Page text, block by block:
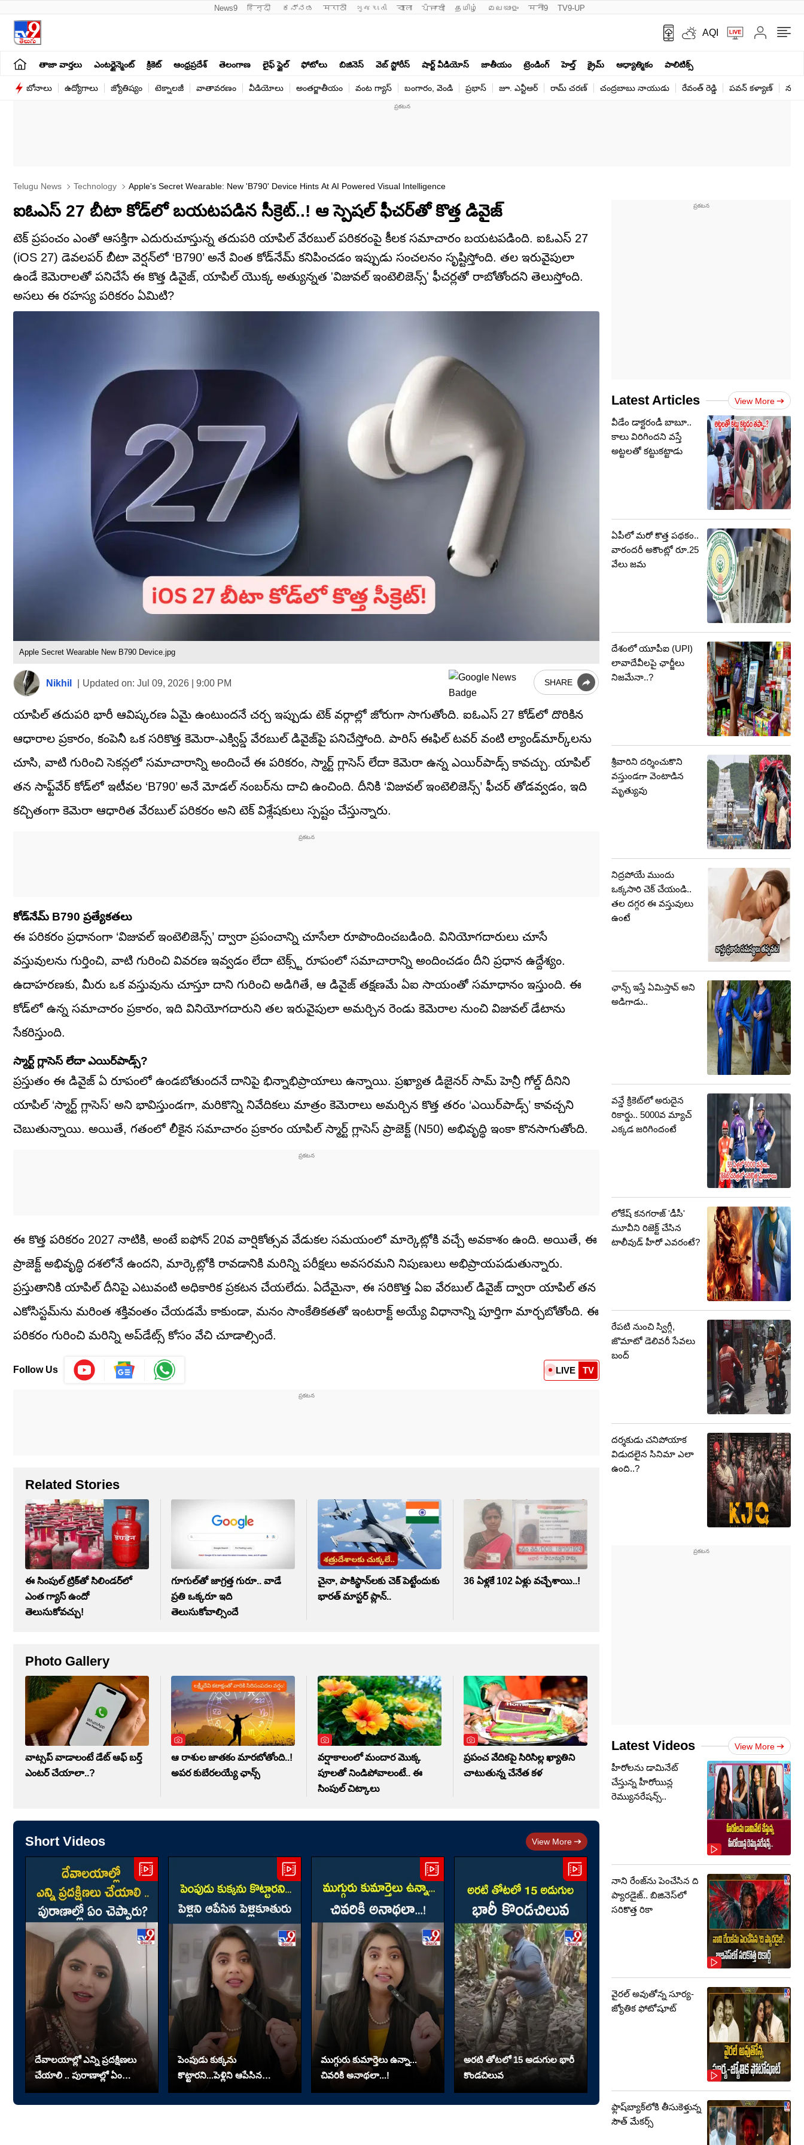
News9 हिन्दी ಕನ್ನಡ मराठी ગુજરાતી বাংলা ਪੰਜਾਬੀ தமிழ் മലയാളം मनी9 TV9-UP
AQI
తాజా వార్తలు ఎంటర్టైన్మెంట్ క్రికెట్ ఆంధ్రప్రదేశ్ తెలంగాణ లైఫ్ స్టైల్ ఫోటోలు బిజినెస్ వెబ్ స్టోరీస్ షార్ట్ వీడియోస్ జాతీయం ట్రెండింగ్ హెల్త్‌ క్రైమ్ ఆధ్యాత్మికం పాలిటిక్స్‌
బోనాలు ఉద్యోగాలు జ్యోతిష్యం టెక్నాలజీ వాతావరణం వీడియోలు అంతర్జాతీయం వంట గ్యాస్ బంగారం, వెండి ప్రభాస్ జూ. ఎన్టీఆర్ రామ్ చ‌ర‌ణ్‌ చంద్రబాబు నాయుడు రేవంత్ రెడ్డి పవన్ కళ్యాణ్
Telugu News Technology Apple's Secret Wearable: New 'B790' Device Hints At AI Powered Visual Intelligence
ఐఓఎస్ 27 బీటా కోడ్‌లో బయటపడిన సీక్రెట్..! ఆ స్పెషల్ ఫీచర్‌‌తో కొత్త డివైజ్
టెక్ ప్రపంచం ఎంతో ఆసక్తిగా ఎదురుచూస్తున్న తదుపరి యాపిల్ వేరబుల్ పరికరంపై కీలక సమాచారం బయటపడింది. ఐఓఎస్ 27
(iOS 27) డెవలపర్ బీటా వెర్షన్‌లో ‘B790’ అనే వింత కోడ్‌నేమ్ కనిపించడం ఇప్పుడు సంచలనం సృష్టిస్తోంది. తల ఇరువైపులా
ఉండే కెమెరాలతో పనిచేసే ఈ కొత్త డివైజ్, యాపిల్ యొక్క అత్యున్నత 'విజువల్ ఇంటెలిజెన్స్' ఫీచర్లతో రాబోతోందని తెలుస్తోంది.
అసలు ఈ రహస్య పరికరం ఏమిటి?
Apple Secret Wearable New B790 Device.jpg
Nikhil Updated on: Jul 09, 2026 | 9:00 PM SHARE
యాపిల్ తదుపరి భారీ ఆవిష్కరణ ఏమై ఉంటుందనే చర్చ ఇప్పుడు టెక్ వర్గాల్లో జోరుగా సాగుతోంది. ఐఓఎస్ 27 కోడ్‌లో దొరికిన
ఆధారాల ప్రకారం, కంపెనీ ఒక సరికొత్త కెమెరా-ఎక్విప్డ్ వేరబుల్ డివైజ్‌పై పనిచేస్తోంది. పారిస్ ఈఫిల్ టవర్ వంటి ల్యాండ్‌మార్క్‌లను
చూసి, వాటి గురించి సెకన్లలో సమాచారాన్ని అందించే ఈ పరికరం, స్మార్ట్ గ్లాసెస్ లేదా కెమెరా ఉన్న ఎయిర్‌పాడ్స్ కావచ్చు. యాపిల్
తన సాఫ్ట్‌వేర్ కోడ్‌లో ఇటీవల ‘B790’ అనే మోడల్ నంబర్‌ను దాచి ఉంచింది. దీనికి ‘విజువల్ ఇంటెలిజెన్స్’ ఫీచర్ తోడవ్వడం, ఇది
కచ్చితంగా కెమెరా ఆధారిత వేరబుల్ పరికరం అని టెక్ విశ్లేషకులు స్పష్టం చేస్తున్నారు.
కోడ్‌నేమ్ B790 ప్రత్యేకతలు
ఈ పరికరం ప్రధానంగా ‘విజువల్ ఇంటెలిజెన్స్’ ద్వారా ప్రపంచాన్ని చూసేలా రూపొందించబడింది. వినియోగదారులు చూసే
వస్తువులను గుర్తించి, వాటి గురించి వివరణ ఇవ్వడం లేదా టెక్స్ట్ రూపంలో సమాచారాన్ని అందించడం దీని ప్రధాన ఉద్దేశ్యం.
ఉదాహరణకు, మీరు ఒక వస్తువును చూస్తూ దాని గురించి అడిగితే, ఆ డివైజ్ తక్షణమే ఏఐ సాయంతో సమాధానం ఇస్తుంది. ఈ
కోడ్‌లో ఉన్న సమాచారం ప్రకారం, ఇది వినియోగదారుని తల ఇరువైపులా అమర్చిన రెండు కెమెరాల నుంచి విజువల్ డేటాను
సేకరిస్తుంది.
స్మార్ట్ గ్లాసెస్ లేదా ఎయిర్‌పాడ్స్?
ప్రస్తుతం ఈ డివైజ్ ఏ రూపంలో ఉండబోతుందనే దానిపై భిన్నాభిప్రాయాలు ఉన్నాయి. ప్రఖ్యాత డిజైనర్ సామ్ హెన్రీ గోల్డ్ దీనిని
యాపిల్ ‘స్మార్ట్ గ్లాసెస్’ అని భావిస్తుండగా, మరికొన్ని నివేదికలు మాత్రం కెమెరాలు అమర్చిన కొత్త తరం ‘ఎయిర్‌పాడ్స్’ కావచ్చని
చెబుతున్నాయి. అయితే, గతంలో లీకైన సమాచారం ప్రకారం యాపిల్ స్మార్ట్ గ్లాసెస్ ప్రాజెక్ట్ (N50) అభివృద్ధి ఇంకా కొనసాగుతోంది.
ఈ కొత్త పరికరం 2027 నాటికి, అంటే ఐఫోన్ 20వ వార్షికోత్సవ వేడుకల సమయంలో మార్కెట్లోకి వచ్చే అవకాశం ఉంది. అయితే, ఈ
ప్రాజెక్ట్ అభివృద్ధి దశలోనే ఉందని, మార్కెట్లోకి రావడానికి మరిన్ని పరీక్షలు అవసరమని నిపుణులు అభిప్రాయపడుతున్నారు.
ప్రస్తుతానికి యాపిల్ దీనిపై ఎటువంటి అధికారిక ప్రకటన చేయలేదు. ఏదేమైనా, ఈ సరికొత్త ఏఐ వేరబుల్ డివైజ్ ద్వారా యాపిల్ తన
ఎకోసిస్టమ్‌ను మరింత శక్తివంతం చేయడమే కాకుండా, మనం సాంకేతికతతో ఇంటరాక్ట్ అయ్యే విధానాన్ని పూర్తిగా మార్చబోతోంది. ఈ
పరికరం గురించి మరిన్ని అప్‌డేట్స్ కోసం వేచి చూడాల్సిందే.
Follow Us LIVE TV
Related Stories
ఈ సింపుల్‌ ట్రిక్‌తో సిలిండర్‌లో
ఎంత గ్యాస్‌ ఉందో
తెలుసుకోవచ్చు!
గూగుల్‌తో జాగ్రత్త గురూ.. వాడే
ప్రతి ఒక్కరూ ఇది
తెలుసుకోవాల్సిందే
చైనా, పాకిస్థాన్‌లకు చెక్ పెట్టేందుకు
భారత్ మాస్టర్ ప్లాన్..
36 ఏళ్లకే 102 ఏళ్లు వచ్చేశాయి..!
Photo Gallery
వాట్సప్ వాడాలంటే డేట్ ఆఫ్ బర్త్
ఎంటర్ చేయాలా..?
ఆ రాశుల జాతకం మారబోతోంది..!
అపర కుబేరలయ్యే ఛాన్స్
వర్షాకాలంలో మందార మొక్క
పూలతో నిండిపోవాలంటే.. ఈ
సింపుల్ చిట్కాలు
ప్రపంచ వేదికపై సిరిసిల్ల ఖ్యాతిని
చాటుతున్న చేనేత కళ
Short Videos View More
దేవాలయాల్లో ఎన్ని ప్రదక్షిణలు
చేయాలి .. పురాణాల్లో ఏం
చెప్పారు?
పెంపుడు కుక్కను
కొట్టారని...పెళ్లిని ఆపేసిన
పెళ్లికూతురు
ముగ్గురు కుమార్తెలు ఉన్నా...
చివరికి అనాథలా...!
అరటి తోటలో 15 అడుగుల భారీ
కొండచిలువ
Latest Articles View More
వీడేం డాక్టరండీ బాబూ..
కాలు విరిగిందని వస్తే
అట్టలతో కట్టుకట్టాడు
ఏపీలో మరో కొత్త పథకం..
వారందరీ అకౌంట్లో రూ.25
వేలు జమ
దేశంలో యూపీఐ (UPI)
లావాదేవీలపై ఛార్జీలు
నిజమేనా..?
శ్రీవారిని దర్శించుకొని
వస్తుండగా వెంటాడిన
మృత్యువు
నిద్రపోయే ముందు
ఒక్కసారి చెక్ చేయండి..
తల దగ్గర ఈ వస్తువులు
ఉంటే
ఛాన్స్ ఇస్తే ఏమిస్తావ్ అని
అడిగాడు..
వన్డే క్రికెట్‌లో అరుదైన
రికార్డు.. 5000వ మ్యాచ్
ఎక్కడ జరిగిందంటే
లోకేష్ కనగరాజ్ 'డీసీ'
మూవీని రిజెక్ట్ చేసిన
టాలీవుడ్ హీరో ఎవరంటే?
రేపటి నుంచి స్విగ్గీ,
జొమాటో డెలివరీ సేవలు
బంద్
దర్శకుడు చనిపోయాక
విడుదలైన సినిమా ఎలా
ఉంది..?
Latest Videos View More
హీరోలను డామినేట్
చేస్తున్న హీరోయిన్ల
రెమ్యునరేషన్స్..
నాని రేంజ్‌ను పెంచేసిన ది
ప్యారడైజ్.. బిజినెస్‌లో
సరికొత్త రికా
వైరల్ అవుతోన్న సూర్య-
జ్యోతిక ఫోటోషూట్
ఫ్లాష్‌బ్యాక్‌లోకి తీసుకెళ్తున్న
సౌత్‌ మేకర్స్‌